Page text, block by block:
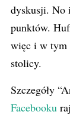
dyskusji. No
punktów.
więc i w tym
stolicy.
Szczegóły
Facebooku